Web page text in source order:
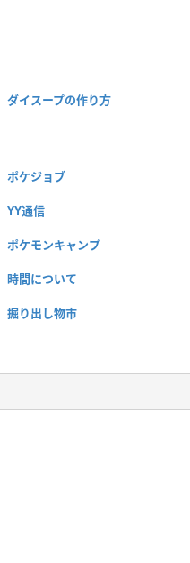
ダイスープの作り方
ポケジョブ
YY通信
ポケモンキャンプ
時間について
掘り出し物市